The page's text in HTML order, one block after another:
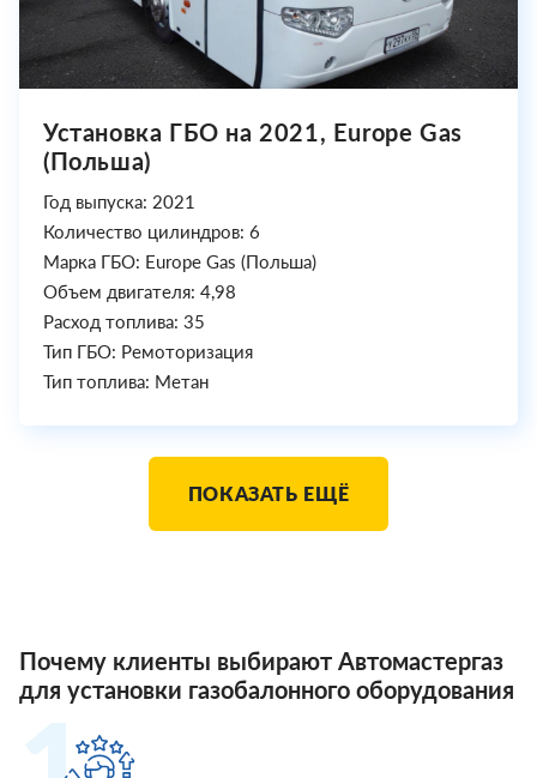
Установка ГБО на 2021, Europe Gas
(Польша)
Год выпуска: 2021
Количество цилиндров: 6
Марка ГБО: Europe Gas (Польша)
Объем двигателя: 4,98
Расход топлива: 35
Тип ГБО: Ремоторизация
Тип топлива: Метан
ПОКАЗАТЬ ЕЩЁ
Почему клиенты выбирают Автомастергаз
для установки газобалонного оборудования